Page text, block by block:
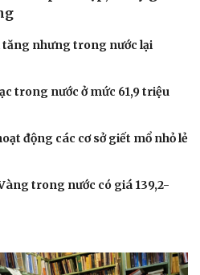
tăng nhưng trong nước lại
trong nước ở mức 61,9 triệu
động các cơ sở giết mổ nhỏ lẻ
trong nước có giá 139,2-